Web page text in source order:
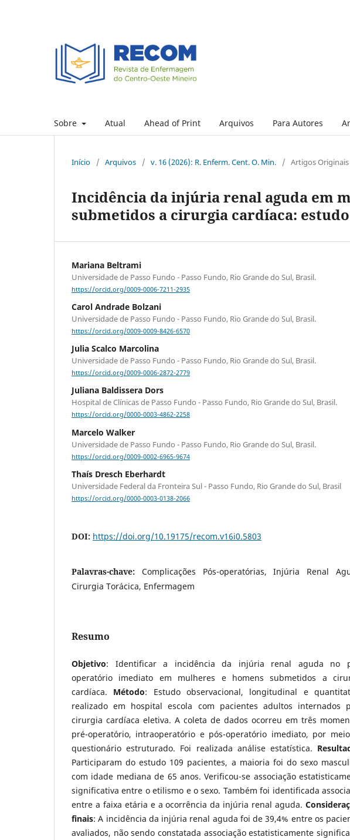
Sobre Atual Ahead of Print Arquivos Para Autores
Início / Arquivos / v. 16 (2026): R. Enferm. Cent. O. Min. / Artigos Originais
Incidência da injúria renal aguda em
submetidos a cirurgia cardíaca:
Mariana Beltrami
Universidade de Passo Fundo - Passo Fundo, Rio Grande do Sul, Brasil.
https://orcid.org/0009-0006-7211-2935
Carol Andrade Bolzani
Universidade de Passo Fundo - Passo Fundo, Rio Grande do Sul, Brasil.
https://orcid.org/0009-0009-8426-6570
Julia Scalco Marcolina
Universidade de Passo Fundo - Passo Fundo, Rio Grande do Sul, Brasil.
https://orcid.org/0009-0006-2872-2779
Juliana Baldissera Dors
Hospital de Clínicas de Passo Fundo - Passo Fundo, Rio Grande do Sul, Brasil.
https://orcid.org/0000-0003-4862-2258
Marcelo Walker
Universidade de Passo Fundo - Passo Fundo, Rio Grande do Sul, Brasil.
https://orcid.org/0009-0002-6965-9674
Thaís Dresch Eberhardt
Universidade Federal da Fronteira Sul - Passo Fundo, Rio Grande do Sul, Brasil
https://orcid.org/0000-0003-0138-2066
DOI: https://doi.org/10.19175/recom.v16i0.5803
Palavras-chave: Complicações Pós-operatórias, Injúria Renal
Cirurgia Torácica, Enfermagem
Resumo
Objetivo: Identificar a incidência da injúria renal aguda no
operatório imediato em mulheres e homens submetidos a
cardíaca. Método: Estudo observacional, longitudinal e
realizado em hospital escola com pacientes adultos internados
cirurgia cardíaca eletiva. A coleta de dados ocorreu em três
pré-operatório, intraoperatório e pós-operatório imediato, por
questionário estruturado. Foi realizada análise estatística.
Participaram do estudo 109 pacientes, a maioria foi do sexo
com idade mediana de 65 anos. Verificou-se associação
significativa entre o etilismo e o sexo. Também foi identificada
entre a faixa etária e a ocorrência da injúria renal aguda.
finais: A incidência da injúria renal aguda foi de 39,4% entre os
avaliados, não sendo constatada associação estatisticamente